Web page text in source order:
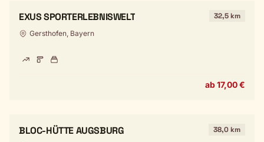
EXUS SPORTERLEBNISWELT 32,5 km
Gersthofen, Bayern
ab 17,00 €
BLOC-HÜTTE AUGSBURG 38,0 km